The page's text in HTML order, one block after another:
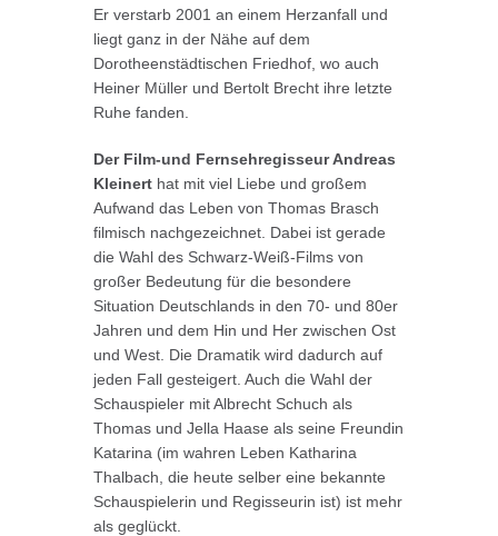
Er verstarb 2001 an einem Herzanfall und
liegt ganz in der Nähe auf dem
Dorotheenstädtischen Friedhof, wo auch
Heiner Müller und Bertolt Brecht ihre letzte
Ruhe fanden.
Der Film-und Fernsehregisseur Andreas
Kleinerthat mit viel Liebe und großem
Aufwand das Leben von Thomas Brasch
filmisch nachgezeichnet. Dabei ist gerade
die Wahl des Schwarz-Weiß-Films von
großer Bedeutung für die besondere
Situation Deutschlands in den 70- und 80er
Jahren und dem Hin und Her zwischen Ost
und West. Die Dramatik wird dadurch auf
jeden Fall gesteigert. Auch die Wahl der
Schauspieler mit Albrecht Schuch als
Thomas und Jella Haase als seine Freundin
Katarina (im wahren Leben Katharina
Thalbach, die heute selber eine bekannte
Schauspielerin und Regisseurin ist) ist mehr
als geglückt.